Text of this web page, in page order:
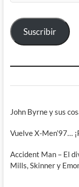
electrónico
Suscribir
John Byrne y sus
Vuelve X-Men’97…
Accident Man – El
Mills, Skinner y